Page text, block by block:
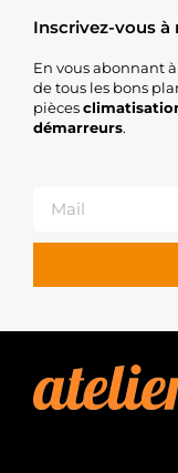
Inscrivez-vous
En vous abonnant
de tous les bons
pièces
démarreurs.